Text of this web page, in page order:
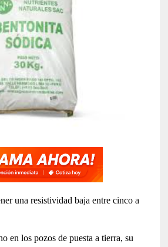
una resistividad baja entre cinco a
en los pozos de puesta a tierra, su